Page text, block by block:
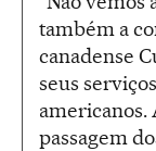
também a
canadense
seus
americanos.
passagem